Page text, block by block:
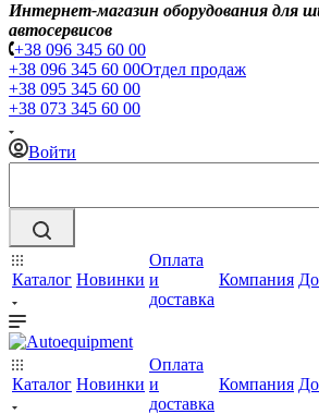
Интернет-магазин оборудования для
автосервисов
+38 096 345 60 00
+38 096 345 60 00Отдел продаж
+38 095 345 60 00
+38 073 345 60 00
Войти
Каталог Новинки
Оплата
и
доставка
Компания
Каталог Новинки
Оплата
и
доставка
Компания